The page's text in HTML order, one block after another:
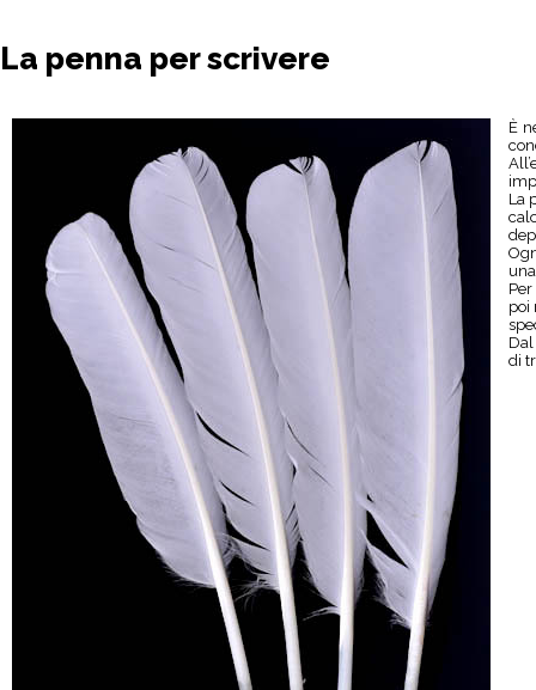
La penna per scrivere
È
La
poi
di